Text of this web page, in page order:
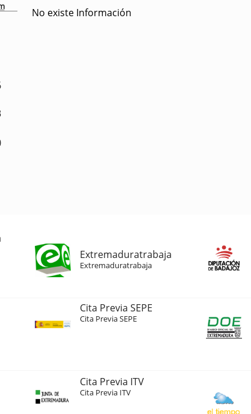
No existe Información
Extremaduratrabaja
Extremaduratrabaja
Cita Previa SEPE
Cita Previa SEPE
Cita Previa ITV
Cita Previa ITV